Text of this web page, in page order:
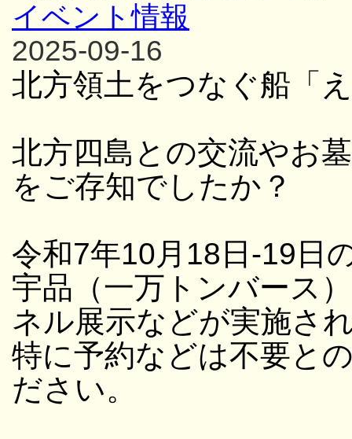
イベント情報
2025-09-16
北方領土をつなぐ船「
北方四島との交流やお
をご存知でしたか？
令和7年10月18日-19日
宇品（一万トンバース
ネル展示などが実施さ
特に予約などは不要と
ださい。